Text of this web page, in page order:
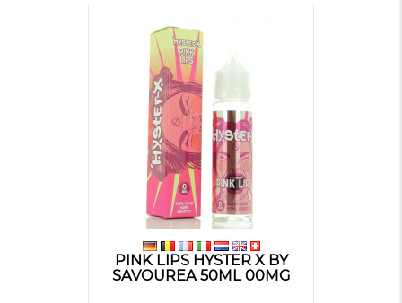
PINK LIPS HYSTER X BY
SAVOUREA 50ML 00MG